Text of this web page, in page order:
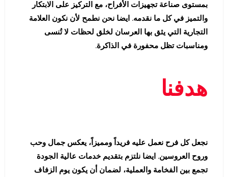
بمستوى صناعة تجهيزات الأفراح، مع التركيز على الابتكار
والتميز في كل ما نقدمه. ايضا نحن نطمح لأن نكون العلامة
التجارية التي يثق بها العرسان لخلق لحظات لا تُنسى
ومناسبات تظل محفورة في الذاكرة.
هدفنا
نجعل كل فرح نعمل عليه فريداً ومميزاً، يعكس جمال وحب
وروح العروسين. ايضا نلتزم بتقديم خدمات عالية الجودة
تجمع بين الفخامة والعملية، لضمان أن يكون يوم الزفاف